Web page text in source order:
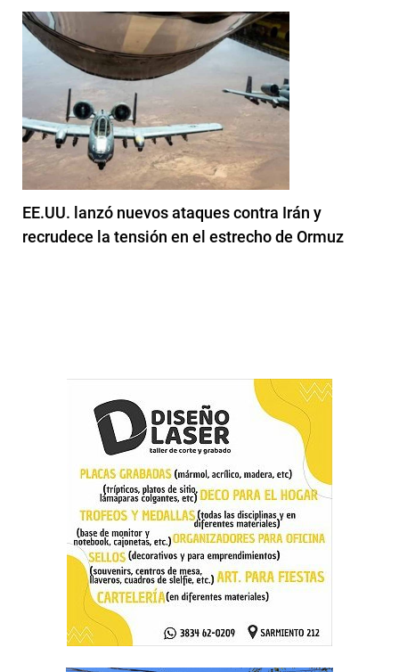
EE.UU. lanzó nuevos ataques contra Irán y
recrudece la tensión en el estrecho de Ormuz